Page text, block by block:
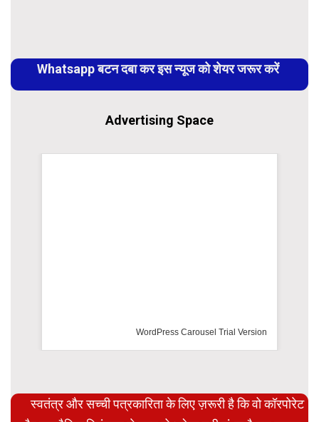
Reading
Whatsapp बटन दबा कर इस न्यूज को शेयर जरूर करें
Advertising Space
WordPress Carousel Trial Version
स्वतंत्र और सच्ची पत्रकारिता के लिए ज़रूरी है कि वो कॉरपोरेट